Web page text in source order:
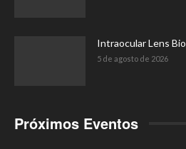
Intraocular Lens
5 de agosto de 2026
Próximos Eventos